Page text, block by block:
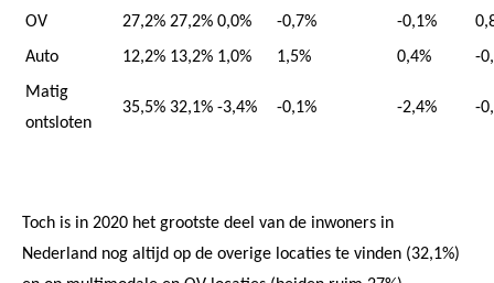
OV
27,2% 27,2% 0,0% -0,7% -0,1%
Auto
12,2% 13,2% 1,0% 1,5% 0,4%
-
Matig
ontsloten
35,5% 32,1% -3,4% -0,1% -2,4% -
Toch is in 2020 het grootste deel van de inwoners in
Nederland nog altijd op de overige locaties te vinden (32,1%)